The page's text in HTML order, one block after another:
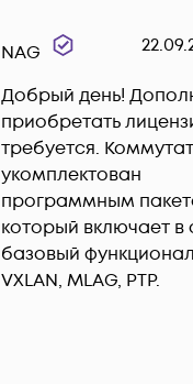
NAG
Добрый день!
приобретать
требуется.
укомплектован
программным
который включает в
базовый
VXLAN, MLAG, PTP.